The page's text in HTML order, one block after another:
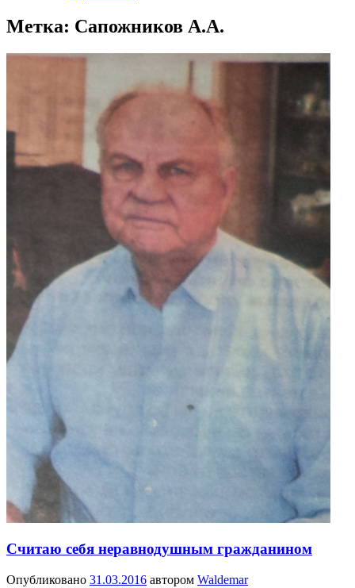
Метка: Сапожников А.А.
Считаю себя неравнодушным гражданином
Опубликовано 31.03.2016 автором Waldemar